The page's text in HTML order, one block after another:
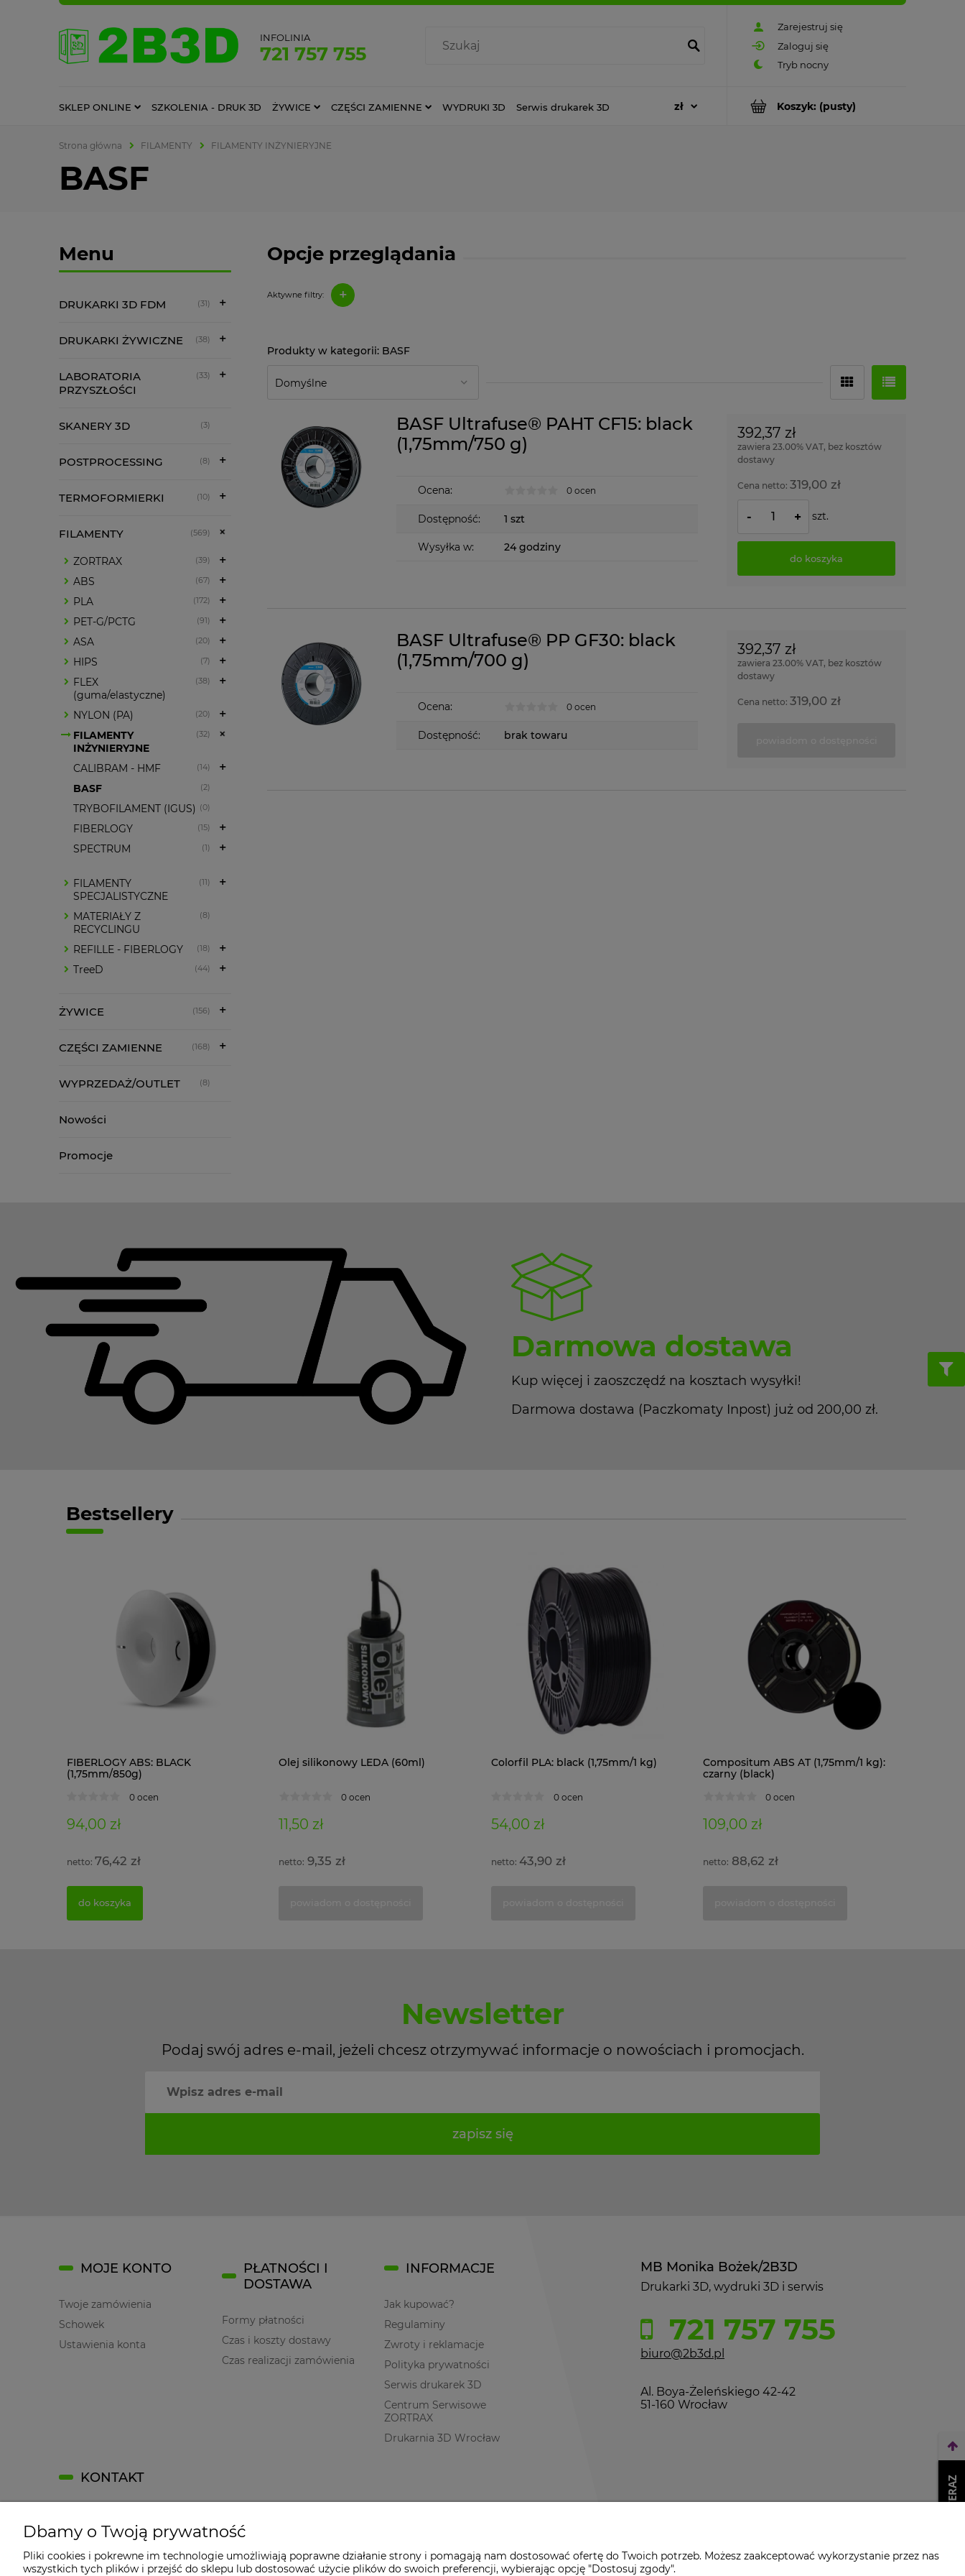
Zarejestruj się
Zaloguj się
INFOLINIA
721 757 755
Koszyk: (pusty)
SKLEP ONLINE SZKOLENIA - DRUK 3D ŻYWICE CZĘŚCI ZAMIENNE WYDRUKI 3D Serwis drukarek 3D
Strona główna FILAMENTY FILAMENTY INŻYNIERYJNE
BASF
Menu
DRUKARKI 3D FDM (31)
DRUKARKI ŻYWICZNE (38)
LABORATORIA
PRZYSZŁOŚCI
(33)
SKANERY 3D (3)
POSTPROCESSING (8)
TERMOFORMIERKI (10)
FILAMENTY (569)
ZORTRAX (39)
ABS (67)
PLA (172)
PET-G/PCTG (91)
ASA (20)
HIPS (7)
FLEX
(guma/elastyczne)
(38)
NYLON (PA) (20)
FILAMENTY
INŻYNIERYJNE
(32)
CALIBRAM - HMF (14)
BASF (2)
TRYBOFILAMENT (IGUS) (0)
FIBERLOGY (15)
SPECTRUM (1)
FILAMENTY
SPECJALISTYCZNE
(11)
MATERIAŁY Z
RECYCLINGU
(8)
REFILLE - FIBERLOGY (18)
TreeD (44)
ŻYWICE (156)
CZĘŚCI ZAMIENNE (168)
WYPRZEDAŻ/OUTLET (8)
Nowości
Promocje
Opcje przeglądania
Aktywne filtry: +
BASF
BASF Ultrafuse® PAHT CF15: black
(1,75mm/750 g)
Ocena: 0 ocen
Dostępność: 1 szt
Wysyłka w: 24 godziny
392,37 zł
zawiera 23.00% VAT, bez kosztów
dostawy
Cena netto: 319,00 zł
- + szt.
do koszyka
BASF Ultrafuse® PP GF30: black
(1,75mm/700 g)
Ocena: 0 ocen
Dostępność: brak towaru
392,37 zł
zawiera 23.00% VAT, bez kosztów
dostawy
Cena netto: 319,00 zł
Darmowa dostawa
Kup więcej i zaoszczędź na kosztach wysyłki!
Darmowa dostawa (Paczkomaty Inpost) już od 200,00 zł.
Bestsellery
FIBERLOGY ABS: BLACK
(1,75mm/850g)
0 ocen
94,00 zł
76,42 zł
do koszyka
Olej silikonowy LEDA (60ml)
0 ocen
11,50 zł
9,35 zł
Colorfil PLA: black (1,75mm/1 kg)
0 ocen
54,00 zł
43,90 zł
Compositum ABS AT (1,75mm/1 kg):
czarny (black)
0 ocen
109,00 zł
88,62 zł
Newsletter
Podaj swój adres e-mail, jeżeli chcesz otrzymywać informacje o nowościach i promocjach.
zapisz się
MB Monika Bożek/2B3D
Drukarki 3D, wydruki 3D i serwis
721 757 755
biuro@2b3d.pl
Al. Boya-Żeleńskiego 42-42
51-160 Wrocław
MOJE KONTO
Twoje zamówienia
Schowek
Ustawienia konta
PŁATNOŚCI I
DOSTAWA
Formy płatności
Czas i koszty dostawy
Czas realizacji zamówienia
INFORMACJE
Jak kupować?
Regulaminy
Zwroty i reklamacje
Polityka prywatności
Serwis drukarek 3D
Centrum Serwisowe
ZORTRAX
Drukarnia 3D Wrocław
KONTAKT
Kontakt
Jak dojechać?
WEŹ LEASING TERAZ
Dbamy o Twoją prywatność
Pliki cookies i pokrewne im technologie umożliwiają poprawne działanie strony i pomagają nam dostosować ofertę do Twoich potrzeb. Możesz zaakceptować wykorzystanie przez nas
wszystkich tych plików i przejść do sklepu lub dostosować użycie plików do swoich preferencji, wybierając opcję "Dostosuj zgody".